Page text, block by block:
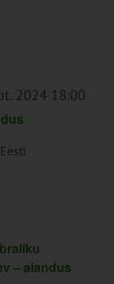
2024 18:00
– aiandus